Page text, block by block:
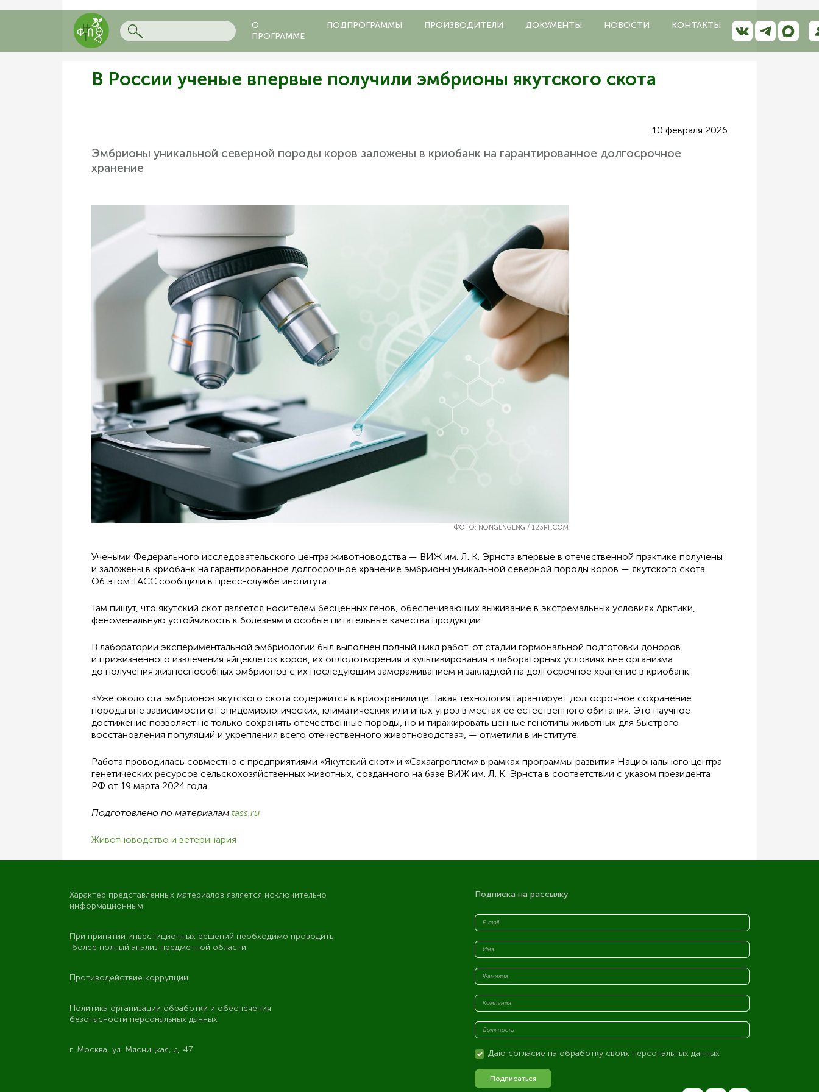
О
ПРОГРАММЕ
ПОДПРОГРАММЫ ПРОИЗВОДИТЕЛИ ДОКУМЕНТЫ НОВОСТИ КОНТАКТЫ
В России ученые впервые получили эмбрионы якутского скота
10 февраля 2026
Эмбрионы уникальной северной породы коров заложены в криобанк на гарантированное долгосрочное
хранение
ФОТО: NONGENGENG / 123RF.COM
Учеными Федерального исследовательского центра животноводства — ВИЖ им. Л. К. Эрнста впервые в отечественной практике получены
и заложены в криобанк на гарантированное долгосрочное хранение эмбрионы уникальной северной породы коров — якутского скота.
Об этом ТАСС сообщили в пресс-службе института.
Там пишут, что якутский скот является носителем бесценных генов, обеспечивающих выживание в экстремальных условиях Арктики,
феноменальную устойчивость к болезням и особые питательные качества продукции.
В лаборатории экспериментальной эмбриологии был выполнен полный цикл работ: от стадии гормональной подготовки доноров
и прижизненного извлечения яйцеклеток коров, их оплодотворения и культивирования в лабораторных условиях вне организма
до получения жизнеспособных эмбрионов с их последующим замораживанием и закладкой на долгосрочное хранение в криобанк.
«Уже около ста эмбрионов якутского скота содержится в криохранилище. Такая технология гарантирует долгосрочное сохранение
породы вне зависимости от эпидемиологических, климатических или иных угроз в местах ее естественного обитания. Это научное
достижение позволяет не только сохранять отечественные породы, но и тиражировать ценные генотипы животных для быстрого
восстановления популяций и укрепления всего отечественного животноводства», — отметили в институте.
Работа проводилась совместно с предприятиями «Якутский скот» и «Сахаагроплем» в рамках программы развития Национального центра
генетических ресурсов сельскохозяйственных животных, созданного на базе ВИЖ им. Л. К. Эрнста в соответствии с указом президента
РФ от 19 марта 2024 года.
Подготовлено по материалам tass.ru
Животноводство и ветеринария
Характер представленных материалов является исключительно
информационным.
При принятии инвестиционных решений необходимо проводить
более полный анализ предметной области.
Противодействие коррупции
Политика организации обработки и обеспечения
безопасности персональных данных
г. Москва, ул. Мясницкая, д. 47
Подписка на рассылку
Даю согласие на обработку своих персональных данных